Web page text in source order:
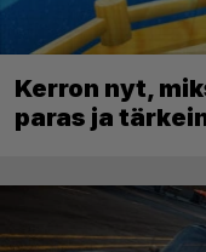
Kerron nyt,
paras ja